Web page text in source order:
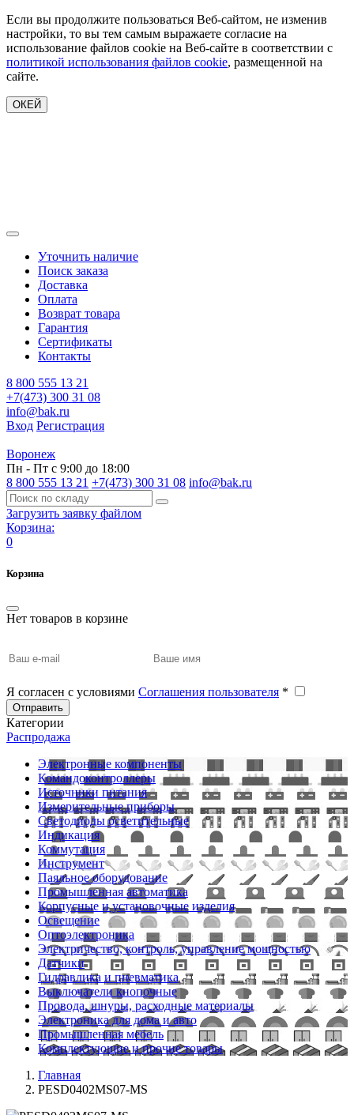
Если вы продолжите пользоваться Веб-сайтом, не изменив
настройки, то вы тем самым выражаете согласие на
использование файлов cookie на Веб-сайте в соответствии с
политикой использования файлов cookie, размещенной на
сайте.
ОКЕЙ
Уточнить наличие
Поиск заказа
Доставка
Оплата
Возврат товара
Гарантия
Сертификаты
Контакты
8 800 555 13 21
+7(473) 300 31 08
info@bak.ru
Вход Регистрация
Воронеж
Пн - Пт с 9:00 до 18:00
8 800 555 13 21 +7(473) 300 31 08 info@bak.ru
Загрузить заявку файлом
Корзина:
0
Корзина
Нет товаров в корзине
Я согласен с условиями Соглашения пользователя *
Отправить
Категории
Распродажа
Электронные компоненты
Командоконтроллеры
Источники питания
Измерительные приборы
Светодиоды осветительные
Индикация
Коммутация
Инструмент
Паяльное оборудование
Промышленная автоматика
Корпусные и установочные изделия
Освещение
Оптоэлектроника
Электричество, контроль, управление мощностью
Датчики
Гидравлика и пневматика
Выключатели кнопочные
Провода, шнуры, расходные материалы
Электроника для дома и авто
Промышленная мебель
Комплектующие и прочие товары
Главная
PESD0402MS07-MS